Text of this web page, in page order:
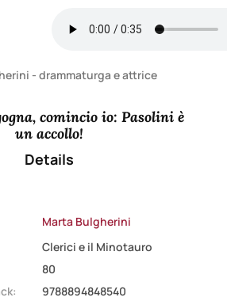
- drammaturga e attrice
comincio io: Pasolini è
un accollo!
Details
Marta Bulgherini
Clerici e il Minotauro
80
9788894848540